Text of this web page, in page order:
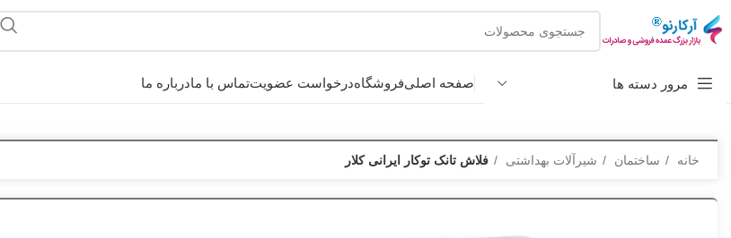
مرور دسته ها صفحه اصلیفروشگاهدرخواست عضویتتماس با مادرباره ما
خانه ساختمان شیرآلات بهداشتی فلاش تانک توکار ایرانی کلار